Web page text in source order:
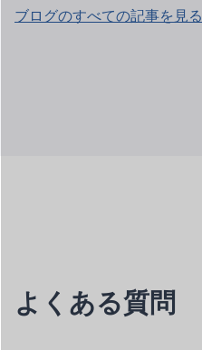
ブログのすべての記事を見る
よくある質問